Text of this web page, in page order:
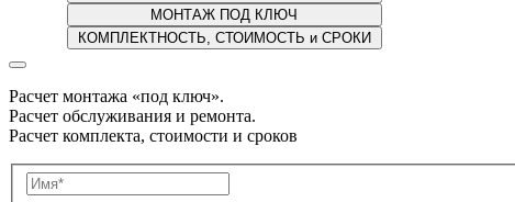
Расчет монтажа «под ключ».
Расчет обслуживания и ремонта.
Расчет комплекта, стоимости и сроков